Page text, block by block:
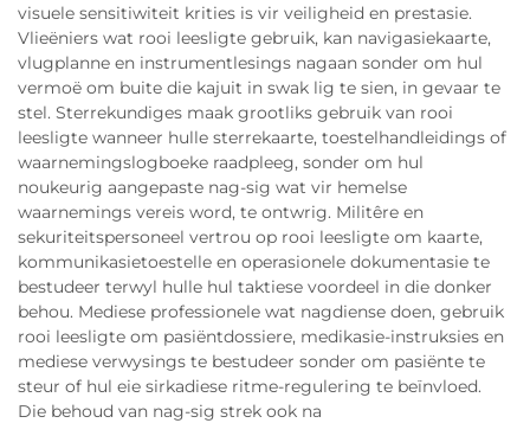
visuele sensitiwiteit krities is vir veiligheid en prestasie.
Vlieëniers wat rooi leesligte gebruik, kan navigasiekaarte,
vlugplanne en instrumentlesings nagaan sonder om hul
vermoë om buite die kajuit in swak lig te sien, in gevaar te
stel. Sterrekundiges maak grootliks gebruik van rooi
leesligte wanneer hulle sterrekaarte, toestelhandleidings of
waarnemingslogboeke raadpleeg, sonder om hul
noukeurig aangepaste nag-sig wat vir hemelse
waarnemings vereis word, te ontwrig. Militêre en
sekuriteitspersoneel vertrou op rooi leesligte om kaarte,
kommunikasietoestelle en operasionele dokumentasie te
bestudeer terwyl hulle hul taktiese voordeel in die donker
behou. Mediese professionele wat nagdiense doen, gebruik
rooi leesligte om pasiëntdossiere, medikasie-instruksies en
mediese verwysings te bestudeer sonder om pasiënte te
steur of hul eie sirkadiese ritme-regulering te beïnvloed.
Die behoud van nag-sig strek ook na